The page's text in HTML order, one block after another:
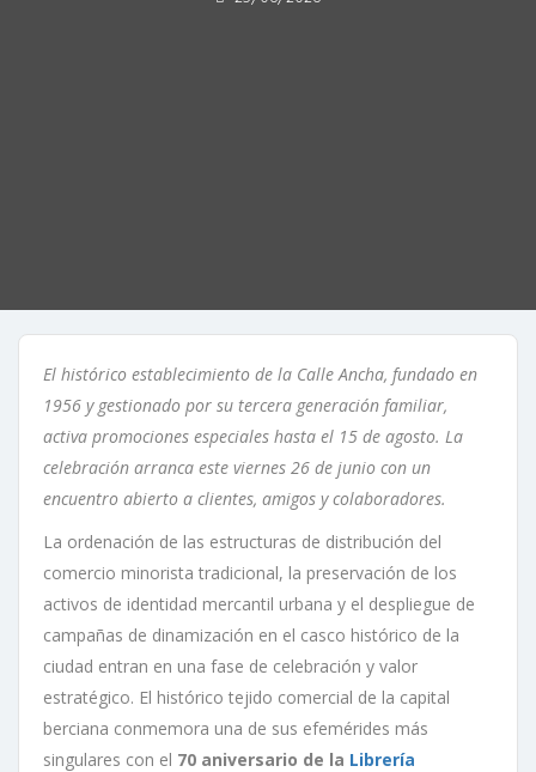
El histórico establecimiento de la Calle Ancha, fundado en
1956 y gestionado por su tercera generación familiar,
activa promociones especiales hasta el 15 de agosto. La
celebración arranca este viernes 26 de junio con un
encuentro abierto a clientes, amigos y colaboradores.
La ordenación de las estructuras de distribución del
comercio minorista tradicional, la preservación de los
activos de identidad mercantil urbana y el despliegue de
campañas de dinamización en el casco histórico de la
ciudad entran en una fase de celebración y valor
estratégico. El histórico tejido comercial de la capital
berciana conmemora una de sus efemérides más
singulares con el 70 aniversario de la Librería